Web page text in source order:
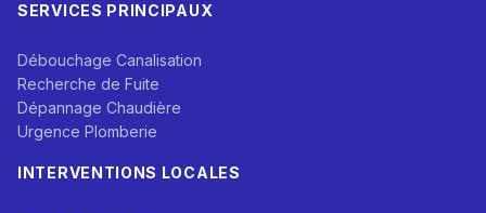
SERVICES PRINCIPAUX
Débouchage Canalisation
Recherche de Fuite
Dépannage Chaudière
Urgence Plomberie
INTERVENTIONS LOCALES